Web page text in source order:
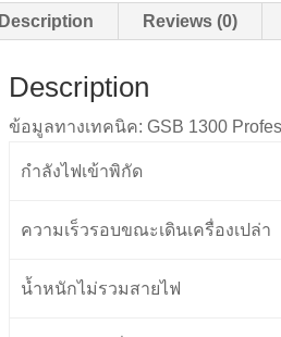
Description Reviews (0)
Description
ข้อมูลทางเทคนิค: GSB 1300
กำลังไฟเข้าพิกัด
ความเร็วรอบขณะเดินเครื่องเปล่า
น้ำหนักไม่รวมสายไฟ